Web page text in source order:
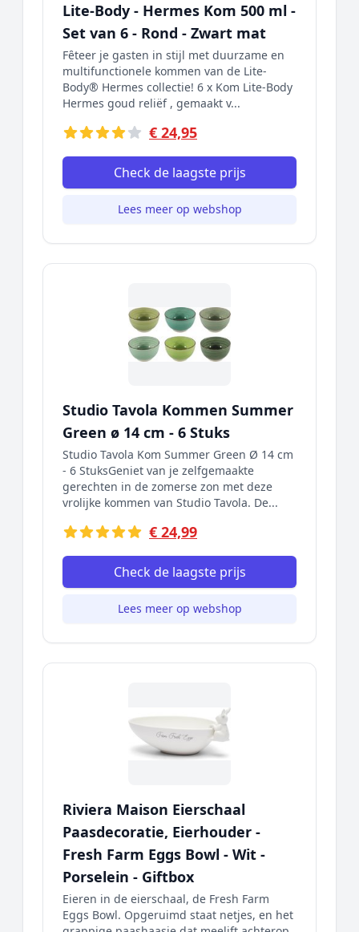
Lite-Body - Hermes Kom 500 ml -
Set van 6 - Rond - Zwart mat
Fȇteer je gasten in stijl met duurzame en
multifunctionele kommen van de Lite-
Body® Hermes collectie! 6 x Kom Lite-Body
Hermes goud reliëf , gemaakt v...
€ 24,95
Check de laagste prijs
Lees meer op webshop
Studio Tavola Kommen Summer
Green ø 14 cm - 6 Stuks
Studio Tavola Kom Summer Green Ø 14 cm
- 6 StuksGeniet van je zelfgemaakte
gerechten in de zomerse zon met deze
vrolijke kommen van Studio Tavola. De...
€ 24,99
Check de laagste prijs
Lees meer op webshop
Riviera Maison Eierschaal
Paasdecoratie, Eierhouder -
Fresh Farm Eggs Bowl - Wit -
Porselein - Giftbox
Eieren in de eierschaal, de Fresh Farm
Eggs Bowl. Opgeruimd staat netjes, en het